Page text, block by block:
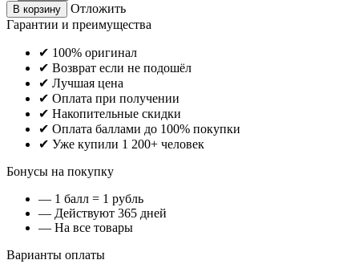
В корзину
Отложить
Гарантии и преимущества
✔ 100% оригинал
✔ Возврат если не подошёл
✔ Лучшая цена
✔ Оплата при получении
✔ Накопительные скидки
✔ Оплата баллами до 100% покупки
✔ Уже купили 1 200+ человек
Бонусы на покупку
— 1 балл = 1 рубль
— Действуют 365 дней
— На все товары
Варианты оплаты